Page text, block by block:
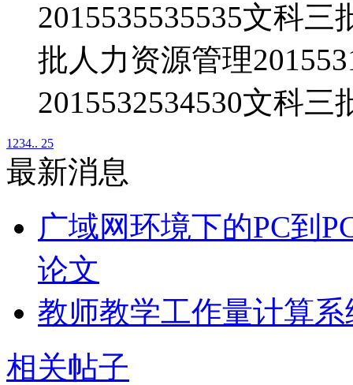
2015535535535文科三
批人力资源管理
2015532534530文科三
1 234.. 25
最新消息
广域网环境下的PC到
论文
教师教学工作量计算
相关帖子